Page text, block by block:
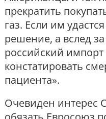
прекратить
газ. Если им
решение, а вслед
российский
констатировать
пациента».
Очевиден интерес